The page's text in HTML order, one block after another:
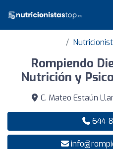
Rompiendo
Nutrición y
C. Mateo Estaún
644